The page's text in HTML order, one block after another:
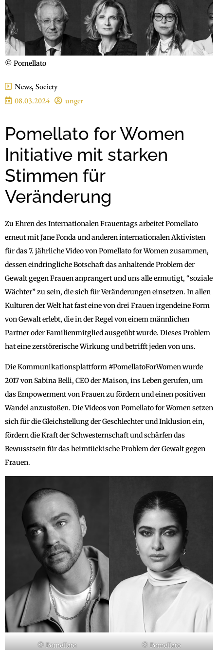
© Pomellato
News, Society
08.03.2024
unger
Pomellato for Women
Initiative mit starken
Stimmen für
Veränderung
Zu Ehren des Internationalen Frauentags arbeitet Pomellato
erneut mit Jane Fonda und anderen internationalen Aktivisten
für das 7. jährliche Video von Pomellato for Women zusammen,
dessen eindringliche Botschaft das anhaltende Problem der
Gewalt gegen Frauen anprangert und uns alle ermutigt, “soziale
Wächter” zu sein, die sich für Veränderungen einsetzen. In allen
Kulturen der Welt hat fast eine von drei Frauen irgendeine Form
von Gewalt erlebt, die in der Regel von einem männlichen
Partner oder Familienmitglied ausgeübt wurde. Dieses Problem
hat eine zerstörerische Wirkung und betrifft jeden von uns.
Die Kommunikationsplattform #PomellatoForWomen wurde
2017 von Sabina Belli, CEO der Maison, ins Leben gerufen, um
das Empowerment von Frauen zu fördern und einen positiven
Wandel anzustoßen. Die Videos von Pomellato for Women setzen
sich für die Gleichstellung der Geschlechter und Inklusion ein,
fördern die Kraft der Schwesternschaft und schärfen das
Bewusstsein für das heimtückische Problem der Gewalt gegen
Frauen.
© Pomellato © Pomellato